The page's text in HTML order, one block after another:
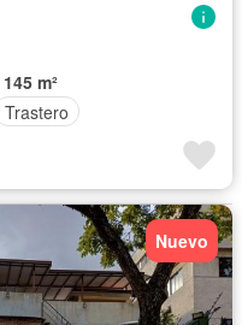
145 m²
Trastero
Nuevo